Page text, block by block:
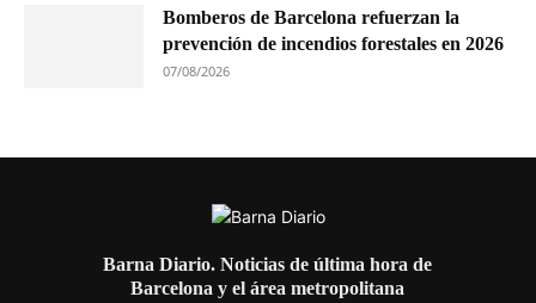
Bomberos de Barcelona refuerzan la
prevención de incendios forestales en 2026
07/08/2026
Barna Diario. Noticias de última hora de
Barcelona y el área metropolitana